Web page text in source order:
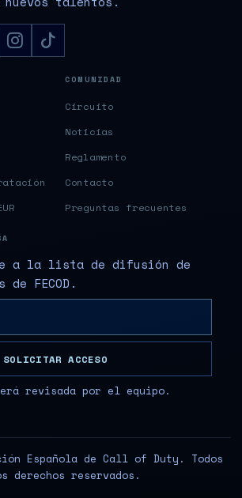
COMUNIDAD
Circuito
Noticias
Reglamento
Contacto
Preguntas frecuentes
a la lista de difusión de
FECOD.
SOLICITAR ACCESO
revisada por el equipo.
Española de Call of Duty. Todos
derechos reservados.